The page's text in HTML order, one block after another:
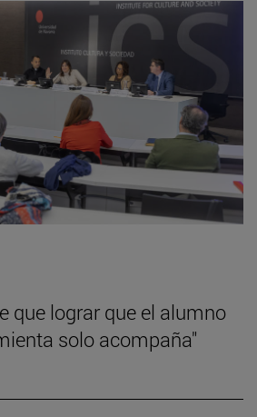
que lograr que el alumno
solo acompaña"